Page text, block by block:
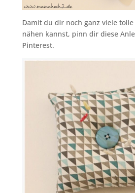
Damit du dir noch ganz viele tolle
nähen kannst, pinn dir diese
Pinterest.